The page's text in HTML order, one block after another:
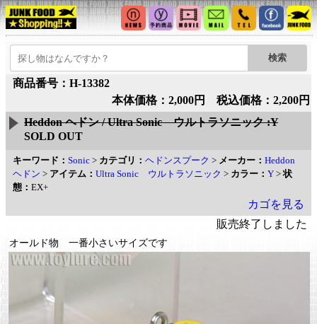
商品番号：H-13382
本体価格：2,000円 税込価格：2,200円
Heddon ヘドン / Ultra Sonic ウルトラソニック :Y
SOLD OUT
キーワード： Sonic > カテゴリ： ヘドンスプーク > メーカー： Heddon
ヘドン > アイテム： Ultra Sonic ウルトラソニック > カラー： Y >状
態： EX+
カゴを見る
販売終了しました
オールド物 一番小さいサイズです